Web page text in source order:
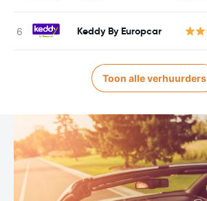
Keddy By Europcar
Toon alle verhuurders